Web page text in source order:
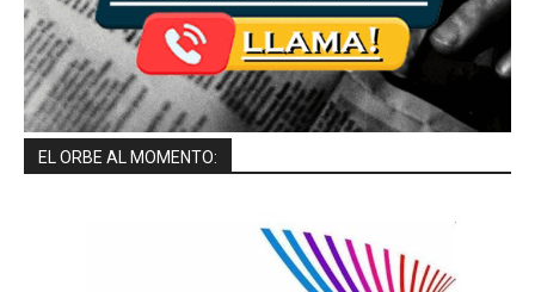
EL ORBE AL MOMENTO: